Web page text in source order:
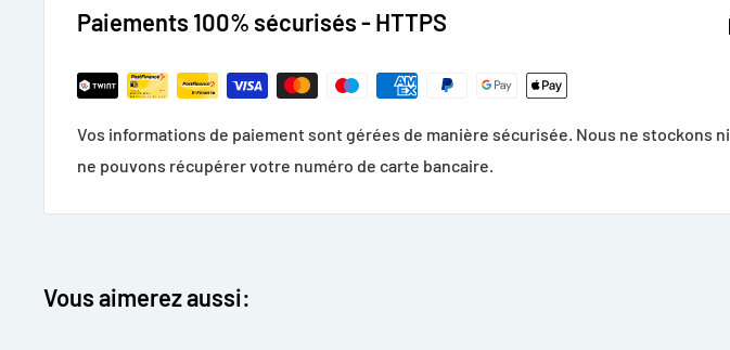
Possibilités avec le pied de fil.
Difficile de faire mieux qu'un bon feu dans une ambiance lounge. C'est pourquoi le
fameux pied bas en étoile est désormais disponible avec un support encore plus solide
Paiements 100% sécurisés - HTTPS
Vos informations de paiement sont gérées de manière sécurisée. Nous ne stockons ni
ne pouvons récupérer votre numéro de carte bancaire.
Vous aimerez aussi: